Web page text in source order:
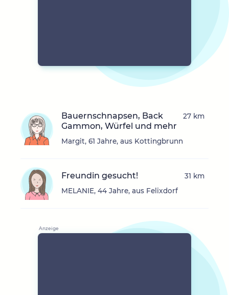
Bauernschnapsen, Back
Gammon, Würfel und mehr
Margit, 61 Jahre, aus Kottingbrunn
27 km
Freundin gesucht!
MELANIE, 44 Jahre, aus Felixdorf
31 km